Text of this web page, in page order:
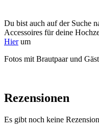
Du bist auch auf der Suche
Accessoires für deine
Hierum
Fotos mit Brautpaar und
Rezensionen
Es gibt noch keine